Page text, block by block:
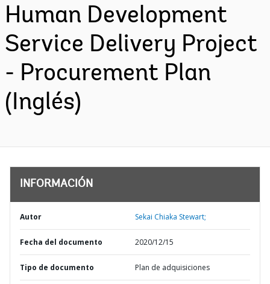
Human Development
Service Delivery Project
- Procurement Plan
(Inglés)
INFORMACIÓN
Autor Sekai Chiaka Stewart;
Fecha del documento 2020/12/15
Tipo de documento Plan de adquisiciones